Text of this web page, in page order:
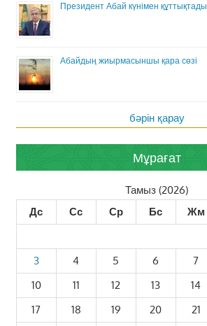
Президент Абай күнімен құттықтады
Абайдың жиырмасыншы қара сөзі
бәрін қарау
Мұрағат
Тамыз (2026)
Дс
Сс Ср Бс Жм
3
4 5 6 7
10
11 12 13 14
17
18 19 20 21